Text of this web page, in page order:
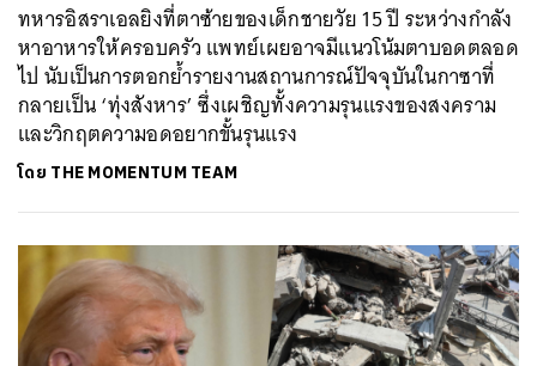
ทหารอิสราเอลยิงที่ตาซ้ายของเด็กชายวัย 15 ปี ระหว่างกำลัง
หาอาหารให้ครอบครัว แพทย์เผยอาจมีแนวโน้มตาบอดตลอด
ไป นับเป็นการตอกย้ำรายงานสถานการณ์ปัจจุบันในกาซาที่
กลายเป็น ‘ทุ่งสังหาร’ ซึ่งเผชิญทั้งความรุนแรงของสงคราม
และวิกฤตความอดอยากขั้นรุนแรง
โดย THE MOMENTUM TEAM